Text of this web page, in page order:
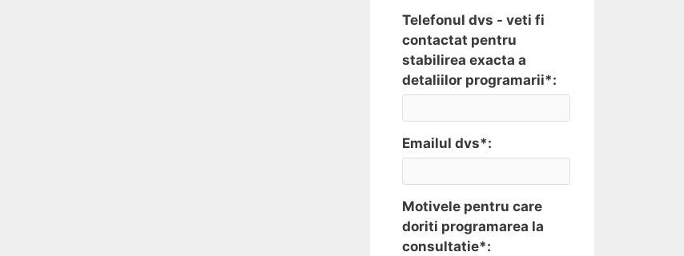
Telefonul dvs - veti fi
contactat pentru
stabilirea exacta a
detaliilor programarii*:
Emailul dvs*:
Motivele pentru care
doriti programarea la
consultatie*: